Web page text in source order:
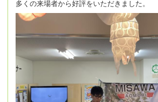
多くの来場者から好評をいただきました。